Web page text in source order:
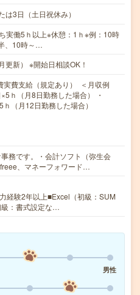
は3日（土日祝休み）
実働5ｈ以上※休憩：1ｈ※例：10時
、10時～…
更新） ※開始日相談OK！
実費支給（規定あり） ＜月収例
ｈ（月8日勤務した場合） ・
（月12日勤務した場合）
務です。・会計ソフト（弥生会
、マネーフォワード…
経験2年以上■Excel（初級：SUM
：書式設定な…
男性